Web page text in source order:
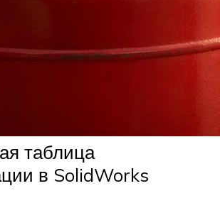
таблица
в SolidWorks